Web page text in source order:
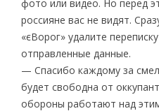
фото или видео. Но перед
россияне вас не видят.
«єВорог» удалите
отправленные данные.
— Спасибо каждому за
будет свободна от
обороны работают над